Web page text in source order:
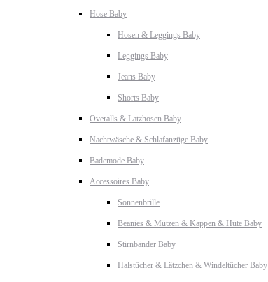
Hose Baby
Hosen & Leggings Baby
Leggings Baby
Jeans Baby
Shorts Baby
Overalls & Latzhosen Baby
Nachtwäsche & Schlafanzüge Baby
Bademode Baby
Accessoires Baby
Sonnenbrille
Beanies & Mützen & Kappen & Hüte Baby
Stirnbänder Baby
Halstücher & Lätzchen & Windeltücher Baby